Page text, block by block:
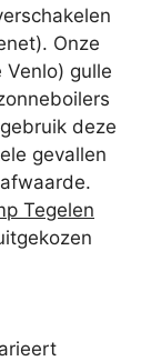
Onze
gulle
deze
gevallen
Tegelen